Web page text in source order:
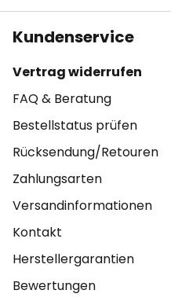
Kundenservice
Vertrag widerrufen
FAQ & Beratung
Bestellstatus prüfen
Rücksendung/Retouren
Zahlungsarten
Versandinformationen
Kontakt
Herstellergarantien
Bewertungen